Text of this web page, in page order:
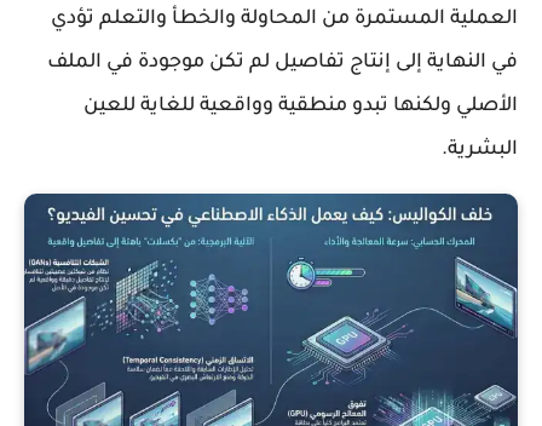
العملية المستمرة من المحاولة والخطأ والتعلم تؤدي
في النهاية إلى إنتاج تفاصيل لم تكن موجودة في الملف
الأصلي ولكنها تبدو منطقية وواقعية للغاية للعين
البشرية.